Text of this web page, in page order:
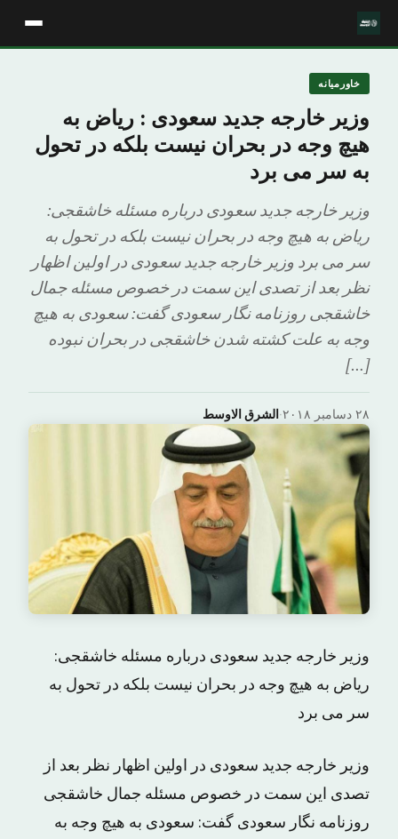
خاورمیانه
وزیر خارجه جدید سعودی : ریاض به
هیچ وجه در بحران نیست بلکه در تحول
به سر می برد
وزیر خارجه جدید سعودی درباره مسئله خاشقجی:
ریاض به هیچ وجه در بحران نیست بلکه در تحول به
سر می برد وزیر خارجه جدید سعودی در اولین اظهار
نظر بعد از تصدی این سمت در خصوص مسئله جمال
خاشقجی روزنامه نگار سعودی گفت: سعودی به هیچ
وجه به علت کشته شدن خاشقجی در بحران نبوده
[…]
الشرق الاوسط· ۲۸ دسامبر ۲۰۱۸
وزیر خارجه جدید سعودی درباره مسئله خاشقجی:
ریاض به هیچ وجه در بحران نیست بلکه در تحول به
سر می برد
وزیر خارجه جدید سعودی در اولین اظهار نظر بعد از
تصدی این سمت در خصوص مسئله جمال خاشقجی
روزنامه نگار سعودی گفت: سعودی به هیچ وجه به